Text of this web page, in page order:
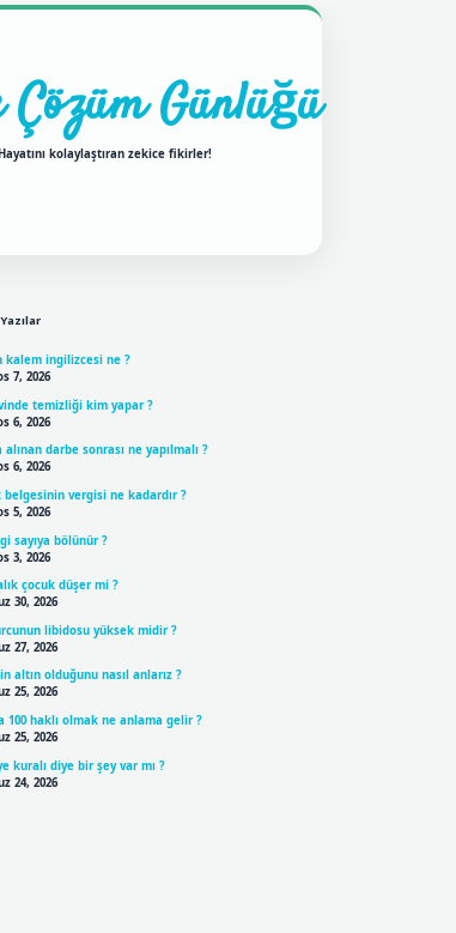
Günlüğü
Hayatını kolaylaştıran zekice fikirler!
kalem ingilizcesi ne ?
7, 2026
temizliği kim yapar ?
6, 2026
alınan darbe sonrası ne yapılmalı ?
6, 2026
belgesinin vergisi ne kadardır ?
5, 2026
sayıya bölünür ?
3, 2026
çocuk düşer mi ?
30, 2026
libidosu yüksek midir ?
27, 2026
altın olduğunu nasıl anlarız ?
25, 2026
100 haklı olmak ne anlama gelir ?
25, 2026
kuralı diye bir şey var mı ?
24, 2026